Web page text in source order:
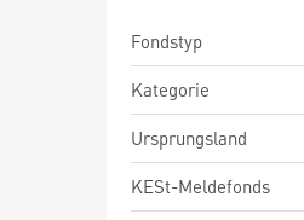
Fondstyp
Kategorie
Ursprungsland
KESt-Meldefonds